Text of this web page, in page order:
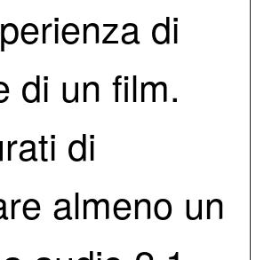
di
di un film.
di
almeno un